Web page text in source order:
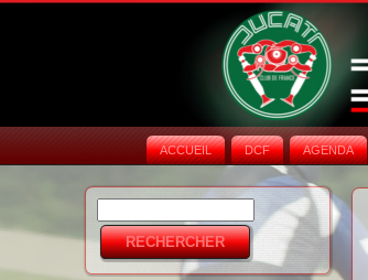
ACCUEIL DCF AGENDA
Formulaire de
recherche